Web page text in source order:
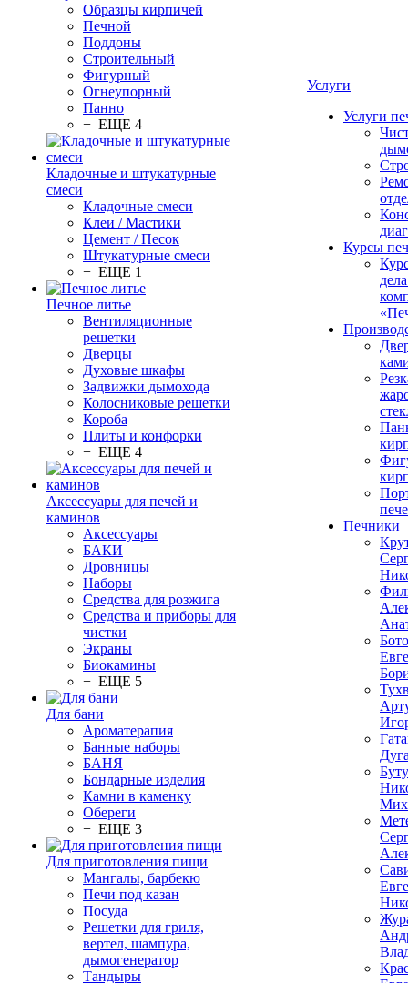
Образцы кирпичей
Печной
Поддоны
Строительный
Фигурный
Огнеупорный
Панно
+ ЕЩЕ 4
Кладочные и штукатурные
смеси
Кладочные смеси
Клеи / Мастики
Цемент / Песок
Штукатурные смеси
+ ЕЩЕ 1
Печное литье
Вентиляционные
решетки
Дверцы
Духовые шкафы
Задвижки дымохода
Колосниковые решетки
Короба
Плиты и конфорки
+ ЕЩЕ 4
Аксессуары для печей и
каминов
Аксессуары
БАКИ
Дровницы
Наборы
Средства для розжига
Средства и приборы для
чистки
Экраны
Биокамины
+ ЕЩЕ 5
Для бани
Ароматерапия
Банные наборы
БАНЯ
Бондарные изделия
Камни в каменку
Обереги
+ ЕЩЕ 3
Для приготовления пищи
Мангалы, барбекю
Печи под казан
Посуда
Решетки для гриля,
вертел, шампура,
дымогенератор
Тандыры
Услуги
Услуги
Курсы
Печники